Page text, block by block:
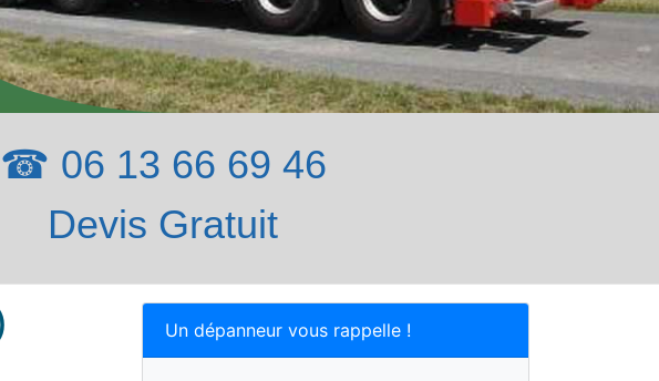
☎ 06 13 66 69 46
Devis Gratuit
Un dépanneur vous rappelle !